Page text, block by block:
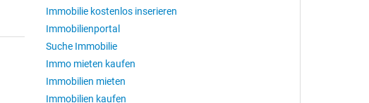
Immobilie kostenlos inserieren
Immobilienportal
Suche Immobilie
Immo mieten kaufen
Immobilien mieten
Immobilien kaufen